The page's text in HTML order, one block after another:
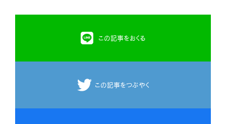
この記事をおくる
この記事をつぶやく